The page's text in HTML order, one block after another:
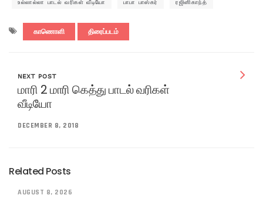
உல்லால்லா பாடல் வரிகள் வீடியோ பாபா பாஸ்கர் ரஜினிகாந்த்
காணொளி திரைப்படம்
NEXT POST
மாரி 2 மாரி கெத்து பாடல் வரிகள்
வீடியோ
DECEMBER 8, 2018
Related Posts
AUGUST 8, 2026